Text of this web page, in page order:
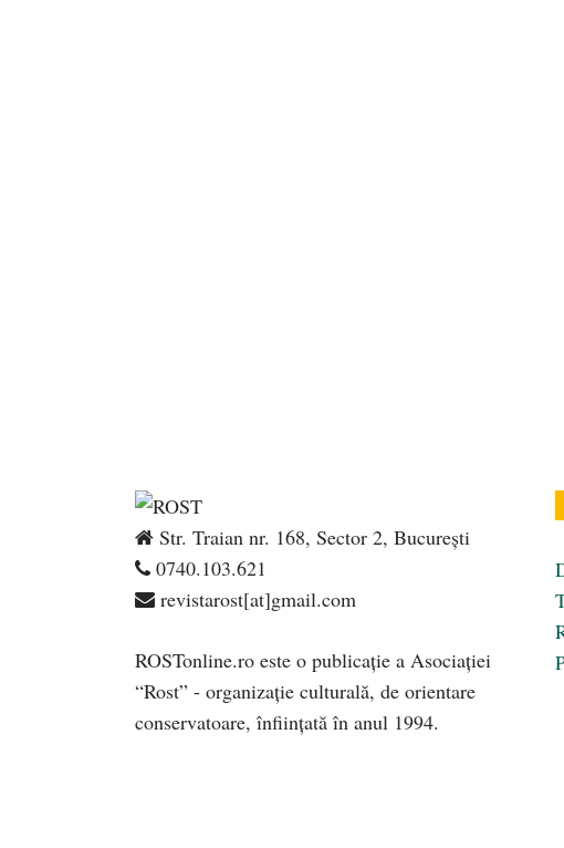
Str. Traian nr. 168, Sector 2, București
0740.103.621
revistarost[at]gmail.com
ROSTonline.ro este o publicaţie a Asociaţiei
“Rost” - organizaţie culturală, de orientare
conservatoare, înfiinţată în anul 1994.